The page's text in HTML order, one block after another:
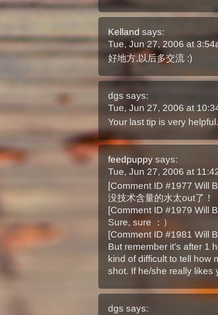
Kelland says:
Tue, Jun 27, 2006 at
好地方,以后多交流 :)
dgs says:
Tue, Jun 27, 2006 at
Your last tip is very helpful.
feedpuppy says:
Tue, Jun 27, 2006 at
[Comment ID #1977 Will
没技术含量的水太out了！
[Comment ID #1979 Will
Sure, sure ：）
[Comment ID #1981 Will
But remember it’s after 1
kind of difficult to tell how
shot. If he/she really
dgs says: